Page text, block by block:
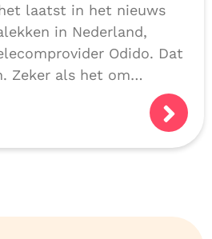
laatst in het nieuws
in Nederland,
Odido. Dat
Zeker als het om
gegevens gaat.
hoe veilig zijn